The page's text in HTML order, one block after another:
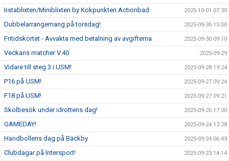
Irstablixten/Miniblixten by Kokpunkten Actionbad 2025-10-01 07:30
Dubbelarrangemang på torsdag! 2025-09-30 15:00
Fritidskortet - Avvakta med betalning av avgifterna 2025-09-30 09:10
Veckans matcher V.40 2025-09-29
Vidare till steg 3 i USM! 2025-09-28 19:24
P16 på USM! 2025-09-27 09:24
F18 på USM! 2025-09-27 09:21
Skolbesök under idrottens dag! 2025-09-26 17:00
GAMEDAY! 2025-09-24 13:28
Handbollens dag på Bäckby 2025-09-24 06:43
Clubdagar på Intersport! 2025-09-23 14:14